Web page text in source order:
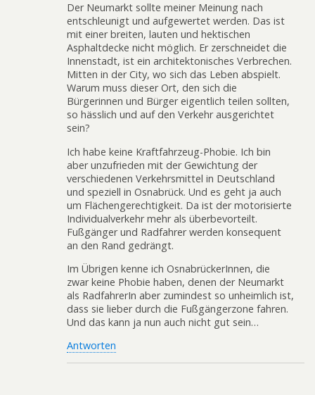
Der Neumarkt sollte meiner Meinung nach
entschleunigt und aufgewertet werden. Das ist
mit einer breiten, lauten und hektischen
Asphaltdecke nicht möglich. Er zerschneidet die
Innenstadt, ist ein architektonisches Verbrechen.
Mitten in der City, wo sich das Leben abspielt.
Warum muss dieser Ort, den sich die
Bürgerinnen und Bürger eigentlich teilen sollten,
so hässlich und auf den Verkehr ausgerichtet
sein?
Ich habe keine Kraftfahrzeug-Phobie. Ich bin
aber unzufrieden mit der Gewichtung der
verschiedenen Verkehrsmittel in Deutschland
und speziell in Osnabrück. Und es geht ja auch
um Flächengerechtigkeit. Da ist der motorisierte
Individualverkehr mehr als überbevorteilt.
Fußgänger und Radfahrer werden konsequent
an den Rand gedrängt.
Im Übrigen kenne ich OsnabrückerInnen, die
zwar keine Phobie haben, denen der Neumarkt
als RadfahrerIn aber zumindest so unheimlich ist,
dass sie lieber durch die Fußgängerzone fahren.
Und das kann ja nun auch nicht gut sein…
Antworten